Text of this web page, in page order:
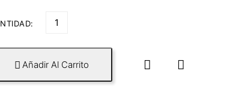
 Añadir Al Carrito  